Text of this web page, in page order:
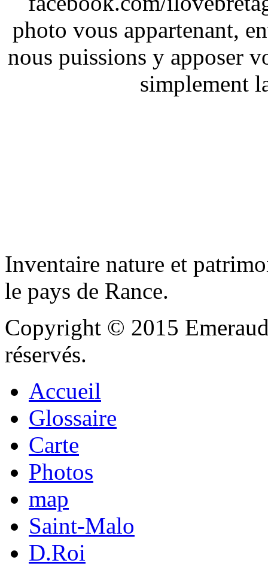
photo vous appartenant,
nous puissions y apposer
simplement
Inventaire nature et
le pays de Rance.
Copyright © 2015
réservés.
Accueil
Glossaire
Carte
Photos
map
Saint-Malo
D.Roi